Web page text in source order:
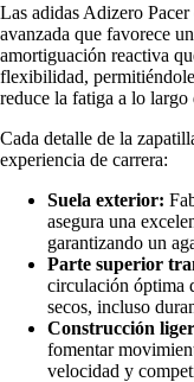
Las adidas Adizero
avanzada que favorece
amortiguación reactiva
flexibilidad,
reduce la fatiga a lo
Cada detalle de la
experiencia de carrera:
Suela exterior:
asegura una
garantizando un
Parte superior
circulación óptima
secos, incluso
Construcción
fomentar
velocidad y